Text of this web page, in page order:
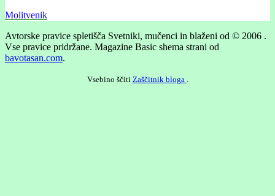
Molitvenik
Avtorske pravice spletišča Svetniki, mučenci in blaženi od © 2006 .
Vse pravice pridržane. Magazine Basic shema strani od
bavotasan.com.
Vsebino ščiti Zaščitnik bloga